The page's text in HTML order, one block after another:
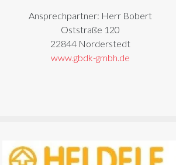
Ansprechpartner: Herr Bobert
Oststraße 120
22844 Norderstedt
www.gbdk-gmbh.de